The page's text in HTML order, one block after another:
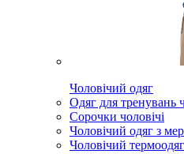
Чоловічий одяг
Одяг для тренувань
Сорочки чоловічі
Чоловічий одяг з
Чоловічий термоодяг